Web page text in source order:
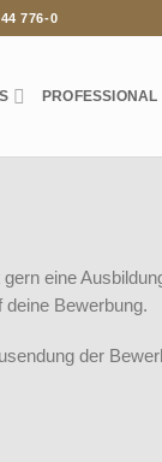
776-0
PROFESSIONAL
eine
Bewerbung.
der